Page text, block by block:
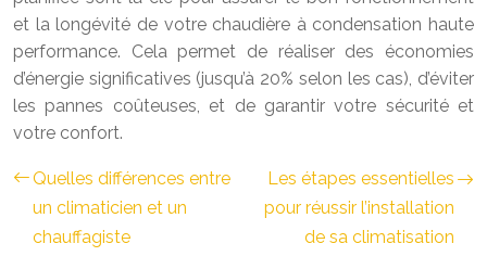
et la longévité de votre chaudière à condensation haute
performance. Cela permet de réaliser des économies
d’énergie significatives (jusqu’à 20% selon les cas), d’éviter
les pannes coûteuses, et de garantir votre sécurité et
votre confort.
Quelles différences entre
un climaticien et un
chauffagiste
Les étapes essentielles
pour réussir l’installation
de sa climatisation